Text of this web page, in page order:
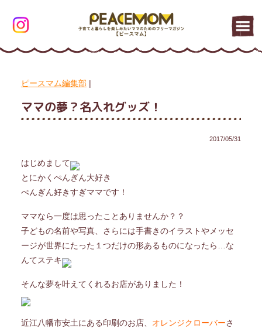
ピースマム編集部|
ママの夢？名入れグッズ！
2017/05/31
はじめまして
とにかくぺんぎん大好き
ぺんぎん好きすぎママです！
ママなら一度は思ったことありませんか？？
子どもの名前や写真、さらには手書きのイラストやメッセ
ージが世界にたった１つだけの形あるものになったら…な
んてステキ
そんな夢を叶えてくれるお店がありました！
近江八幡市安土にある印刷のお店、 オレンジクローバーさ